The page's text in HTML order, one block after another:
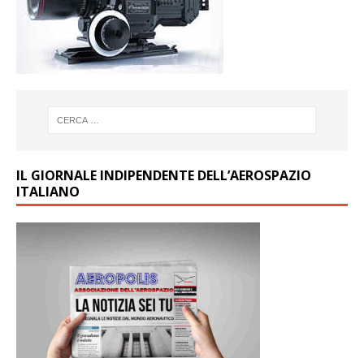
IL GIORNALE INDIPENDENTE DELL’AEROSPAZIO
ITALIANO